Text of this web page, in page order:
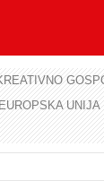
UNIJA
ime